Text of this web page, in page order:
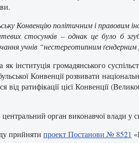
Конвенцію політичним і правовим
стосунків – однак це було б
учнів “нестереотипним
як інституція громадянського
Конвенції розвивати
ратифікації цієї Конвенції
орган виконавчої влади у
прийняти проект Постанови № 8521